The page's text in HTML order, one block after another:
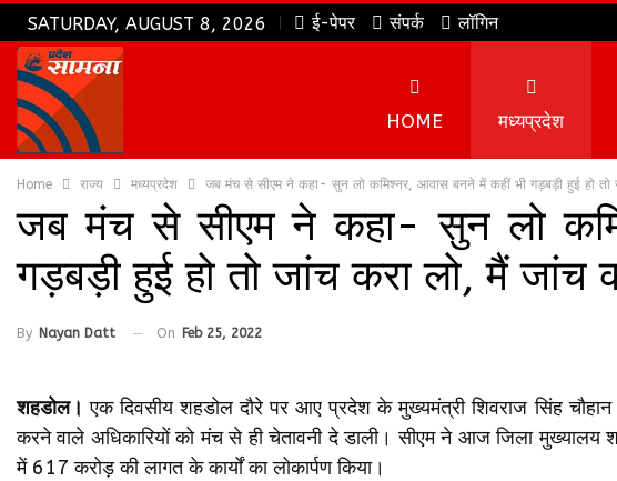
SATURDAY, AUGUST 8, 2026 ई-पेपर संपर्क लॉगिन
HOME मध्यप्रदेश
Home राज्य मध्यप्रदेश जब मंच से सीएम ने कहा- सुन लो कमिश्नर, आवास बनने में कहीं भी गड़बड़ी हुई हो तो
जब मंच से सीएम ने कहा- सुन लो
गड़बड़ी हुई हो तो जांच करा लो, मैं जांच
By Nayan Datt On Feb 25, 2022
शहडोल। एक दिवसीय शहडोल दौरे पर आए प्रदेश के मुख्यमंत्री शिवराज सिंह
करने वाले अधिकारियों को मंच से ही चेतावनी दे डाली। सीएम ने आज जिला मुख्यालय
में 617 करोड़ की लागत के कार्यों का लोकार्पण किया।